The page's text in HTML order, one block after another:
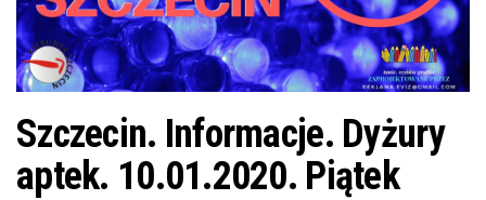
ę
Szczecin. Informacje. Dyżury
aptek. 10.01.2020. Piątek